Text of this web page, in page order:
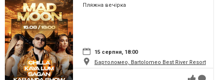
Пляжна вечірка
15 серпня, 18:00
Бартоломео, Bartolomeo Best River Resort